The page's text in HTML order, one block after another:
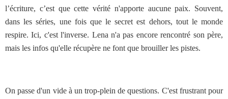
l’écriture, c’est que cette vérité n'apporte aucune paix. Souvent,
dans les séries, une fois que le secret est dehors, tout le monde
respire. Ici, c'est l'inverse. Lena n'a pas encore rencontré son père,
mais les infos qu'elle récupère ne font que brouiller les pistes.
On passe d'un vide à un trop-plein de questions. C'est frustrant pour